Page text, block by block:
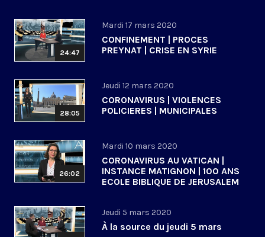
24:47
Mardi 17 mars 2020
CONFINEMENT | PROCES
PREYNAT | CRISE EN SYRIE
28:05
Jeudi 12 mars 2020
CORONAVIRUS | VIOLENCES
POLICIERES | MUNICIPALES
26:02
Mardi 10 mars 2020
CORONAVIRUS AU VATICAN |
INSTANCE MATIGNON | 100 ANS
ECOLE BIBLIQUE DE JERUSALEM
Jeudi 5 mars 2020
À la source du jeudi 5 mars